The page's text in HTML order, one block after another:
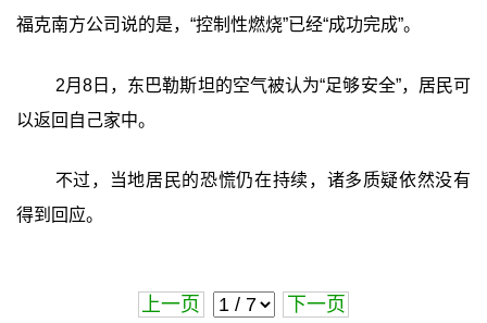
福克南方公司说的是，“控制性燃烧”已经“成功完成”。
2月8日，东巴勒斯坦的空气被认为“足够安全”，居民可
以返回自己家中。
不过，当地居民的恐慌仍在持续，诸多质疑依然没有
得到回应。
上一页 下一页